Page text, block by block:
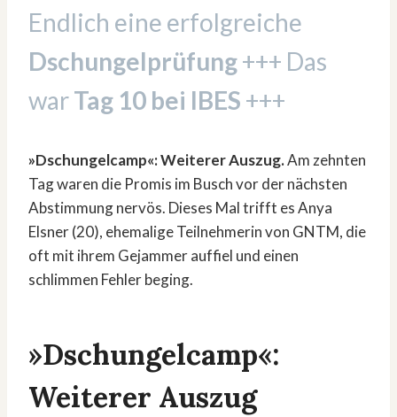
Endlich eine erfolgreiche
Dschungelprüfung+++ Das
warTag 10 bei IBES +++
»Dschungelcamp«: Weiterer Auszug.Am zehnten
Tag waren die Promis im Busch vor der nächsten
Abstimmung nervös. Dieses Mal trifft es Anya
Elsner (20), ehemalige Teilnehmerin von GNTM, die
oft mit ihrem Gejammer auffiel und einen
schlimmen Fehler beging.
»Dschungelcamp«:
Weiterer Auszug